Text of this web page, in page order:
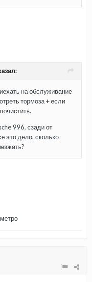
на обслуживание
тормоза + если
996, сзади от
это дело, сколько